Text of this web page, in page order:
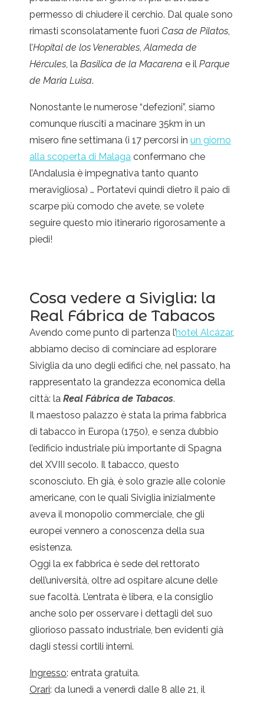
permesso di chiudere il cerchio. Dal quale sono
rimasti sconsolatamente fuori Casa de Pilatos,
l’Hopital de los Venerables,Alameda de
Hércules, la Basilica de la Macarena e il Parque
de Maria Luisa.
Nonostante le numerose “defezioni”, siamo
comunque riusciti a macinare 35km in un
misero fine settimana (i 17 percorsi in un giorno
alla scoperta di Malaga confermano che
l’Andalusia è impegnativa tanto quanto
meravigliosa) … Portatevi quindi dietro il paio di
scarpe più comodo che avete, se volete
seguire questo mio itinerario rigorosamente a
piedi!
Cosa vedere a Siviglia: la
Real Fábrica de Tabacos
Avendo come punto di partenza l’hotel Alcázar,
abbiamo deciso di cominciare ad esplorare
Siviglia da uno degli edifici che, nel passato, ha
rappresentato la grandezza economica della
città: la Real Fábrica de Tabacos.
Il maestoso palazzo è stata la prima fabbrica
di tabacco in Europa (1750), e senza dubbio
l’edificio industriale più importante di Spagna
del XVIII secolo. Il tabacco, questo
sconosciuto. Eh già, è solo grazie alle colonie
americane, con le quali Siviglia inizialmente
aveva il monopolio commerciale, che gli
europei vennero a conoscenza della sua
esistenza.
Oggi la ex fabbrica è sede del rettorato
dell’università, oltre ad ospitare alcune delle
sue facoltà. L’entrata è libera, e la consiglio
anche solo per osservare i dettagli del suo
gliorioso passato industriale, ben evidenti già
dagli stessi cortili interni.
Ingresso: entrata gratuita.
Orari: da lunedì a venerdì dalle 8 alle 21, il